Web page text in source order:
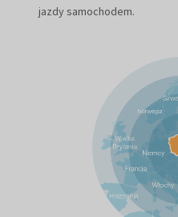
jazdy samochodem.